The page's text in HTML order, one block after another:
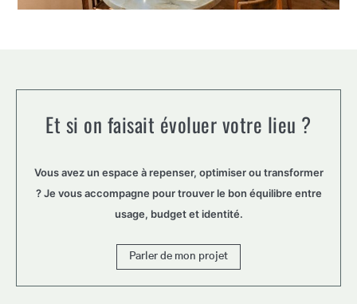
Et si on faisait évoluer votre lieu ?
Vous avez un espace à repenser, optimiser ou transformer
? Je vous accompagne pour trouver le bon équilibre entre
usage, budget et identité.
Parler de mon projet